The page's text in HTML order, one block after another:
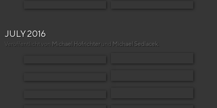
JULY 2016
Veröffentlicht von Michael Hofrichterund Michael Sedlacek